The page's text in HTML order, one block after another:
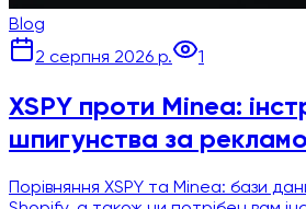
Blog
2 серпня 2026 р.
1
XSPY проти Minea:
шпигунства за
Порівняння XSPY та Minea: бази